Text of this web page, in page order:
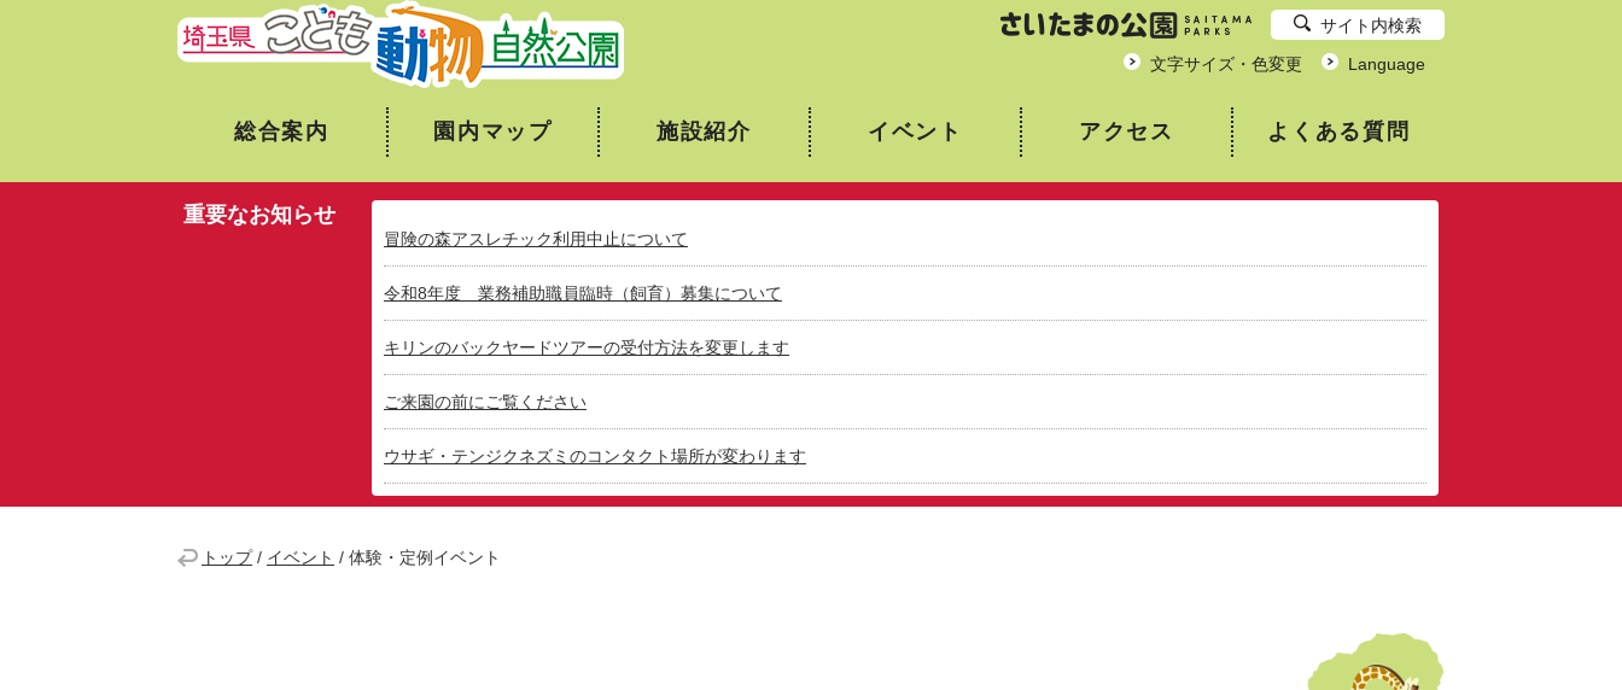
サイト内検索
文字サイズ・色変更
Language
総合案内 園内マップ 施設紹介 イベント アクセス よくある質問
重要なお知らせ
冒険の森アスレチック利用中止について
令和8年度 業務補助職員臨時（飼育）募集について
キリンのバックヤードツアーの受付方法を変更します
ご来園の前にご覧ください
ウサギ・テンジクネズミのコンタクト場所が変わります
トップ/ イベント / 体験・定例イベント